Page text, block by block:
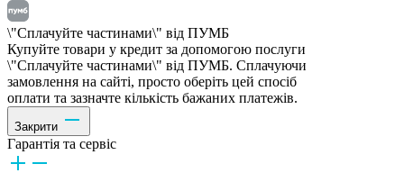
\"Сплачуйте частинами\" від ПУМБ
Купуйте товари у кредит за допомогою послуги
\"Сплачуйте частинами\" від ПУМБ. Сплачуючи
замовлення на сайті, просто оберіть цей спосіб
оплати та зазначте кількість бажаних платежів.
Закрити
Гарантія та сервіс